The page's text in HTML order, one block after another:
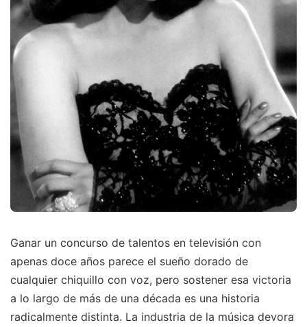
Ganar un concurso de talentos en televisión con
apenas doce años parece el sueño dorado de
cualquier chiquillo con voz, pero sostener esa victoria
a lo largo de más de una década es una historia
radicalmente distinta. La industria de la música devora